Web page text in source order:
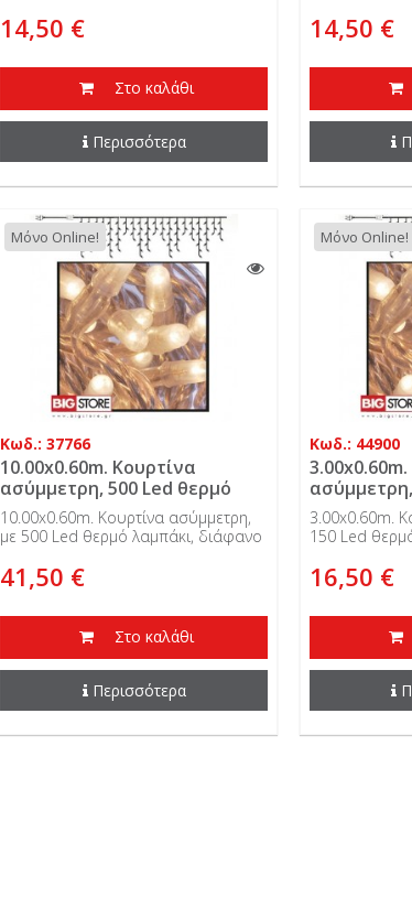
εξωτερικής χρήσης.
14,50 €
Στο καλάθι
Περισσότερα
εξωτερικής
14,50 €
Μόνο Online!
Κωδ.: 37766
10.00x0.60m. Κουρτίνα
ασύμμετρη, 500 Led θερμό
λαμπάκι, διάφανο καλώδιο,
31V,...
10.00x0.60m. Κουρτίνα ασύμμετρη,
με 500 Led θερμό λαμπάκι, διάφανο
εξωτερικής χρήσης.
41,50 €
Στο καλάθι
Περισσότερα
Μόνο Online!
Κωδ.: 44900
λαμπάκι,
31V,
3.00x0.60m.
150 Led
εξωτερικής
16,50 €